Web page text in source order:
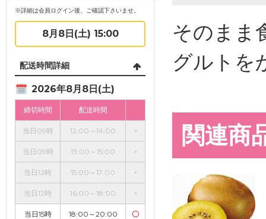
※詳細は会員ログイン後、ご確認下さいませ。
8月8日(土) 15:00
配送時間詳細
2026年8月8日(土)
締切時間 配送時間
当日09時 12:00～14:00 ×
当日09時 13:00～15:00 ×
当日12時 15:00～17:00 ×
当日12時 16:00～18:00 ×
当日15時 18:00～20:00 〇
そのまま
グルトを
関連商